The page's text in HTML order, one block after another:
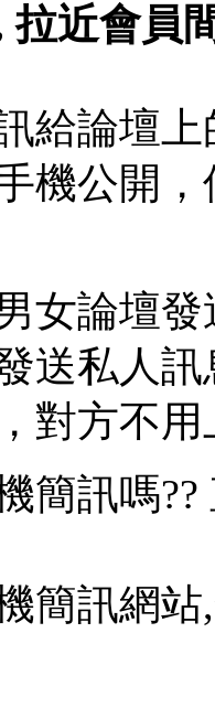
拉近會員
給論壇
機公開
女論壇
送私人
對方不
簡訊嗎
簡訊網